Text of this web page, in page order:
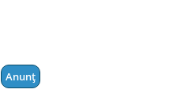
Anunț